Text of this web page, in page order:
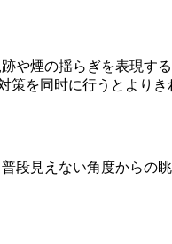
や煙の揺らぎを表現す
を同时に行うとよりき
段見えない角度からの